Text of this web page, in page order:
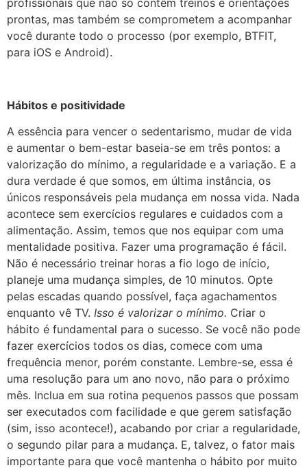
prontas, mas também se comprometem a acompanhar
você durante todo o processo (por exemplo, BTFIT,
para iOS e Android).
Hábitos e positividade
A essência para vencer o sedentarismo, mudar de vida
e aumentar o bem-estar baseia-se em três pontos: a
valorização do mínimo, a regularidade e a variação. E a
dura verdade é que somos, em última instância, os
únicos responsáveis pela mudança em nossa vida. Nada
acontece sem exercícios regulares e cuidados com a
alimentação. Assim, temos que nos equipar com uma
mentalidade positiva. Fazer uma programação é fácil.
Não é necessário treinar horas a fio logo de início,
planeje uma mudança simples, de 10 minutos. Opte
pelas escadas quando possível, faça agachamentos
enquanto vê TV. Isso é valorizar o mínimo. Criar o
hábito é fundamental para o sucesso. Se você não pode
fazer exercícios todos os dias, comece com uma
frequência menor, porém constante. Lembre-se, essa é
uma resolução para um ano novo, não para o próximo
mês. Inclua em sua rotina pequenos passos que possam
ser executados com facilidade e que gerem satisfação
(sim, isso acontece!), acabando por criar a regularidade,
o segundo pilar para a mudança. E, talvez, o fator mais
importante para que você mantenha o hábito por muito